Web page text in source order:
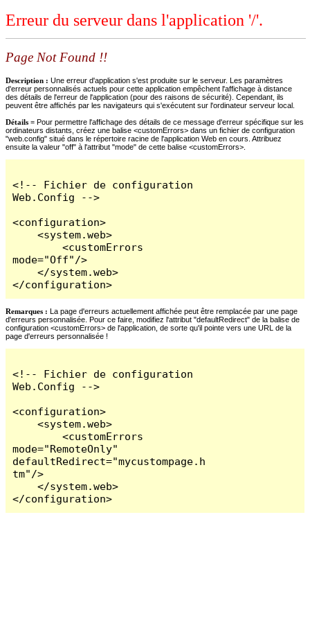
Erreur du serveur dans l'application '/'.
Page Not Found !!
Description : Une erreur d'application s'est produite sur le serveur. Les paramètres
d'erreur personnalisés actuels pour cette application empêchent l'affichage à distance
des détails de l'erreur de l'application (pour des raisons de sécurité). Cependant, ils
peuvent être affichés par les navigateurs qui s'exécutent sur l'ordinateur serveur local.
Détails = Pour permettre l'affichage des détails de ce message d'erreur spécifique sur les
ordinateurs distants, créez une balise <customErrors> dans un fichier de configuration
"web.config" situé dans le répertoire racine de l'application Web en cours. Attribuez
ensuite la valeur "off" à l'attribut "mode" de cette balise <customErrors>.
<!-- Fichier de configuration
Web.Config -->
<configuration>
    <system.web>
        <customErrors
mode="Off"/>
    </system.web>
</configuration>
Remarques : La page d'erreurs actuellement affichée peut être remplacée par une page
d'erreurs personnalisée. Pour ce faire, modifiez l'attribut "defaultRedirect" de la balise de
configuration <customErrors> de l'application, de sorte qu'il pointe vers une URL de la
page d'erreurs personnalisée !
<!-- Fichier de configuration
Web.Config -->
<configuration>
    <system.web>
        <customErrors
mode="RemoteOnly"
defaultRedirect="mycustompage.h
tm"/>
    </system.web>
</configuration>